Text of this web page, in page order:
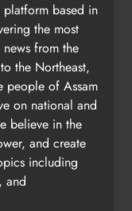
platform based in
the most
from the
the Northeast,
people of Assam
on national and
believe in the
and create
including
and